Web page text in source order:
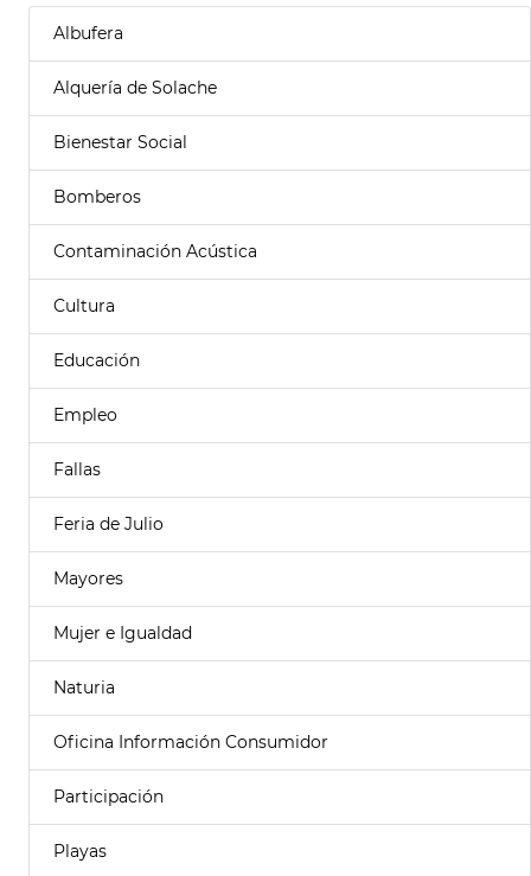
Albufera
Alquería de Solache
Bienestar Social
Bomberos
Contaminación Acústica
Cultura
Educación
Empleo
Fallas
Feria de Julio
Mayores
Mujer e Igualdad
Naturia
Oficina Información Consumidor
Participación
Playas